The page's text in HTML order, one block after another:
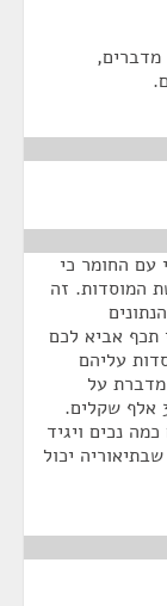
מדברים,
עם החומר כי
המוסדות. זה
תכף אביא לכם
עליהם
מדברת על
כאלה שמעסיקים מאה אחוזים מוגבלים – 320 אלף שקלים.
נכים ויגיד
יכול